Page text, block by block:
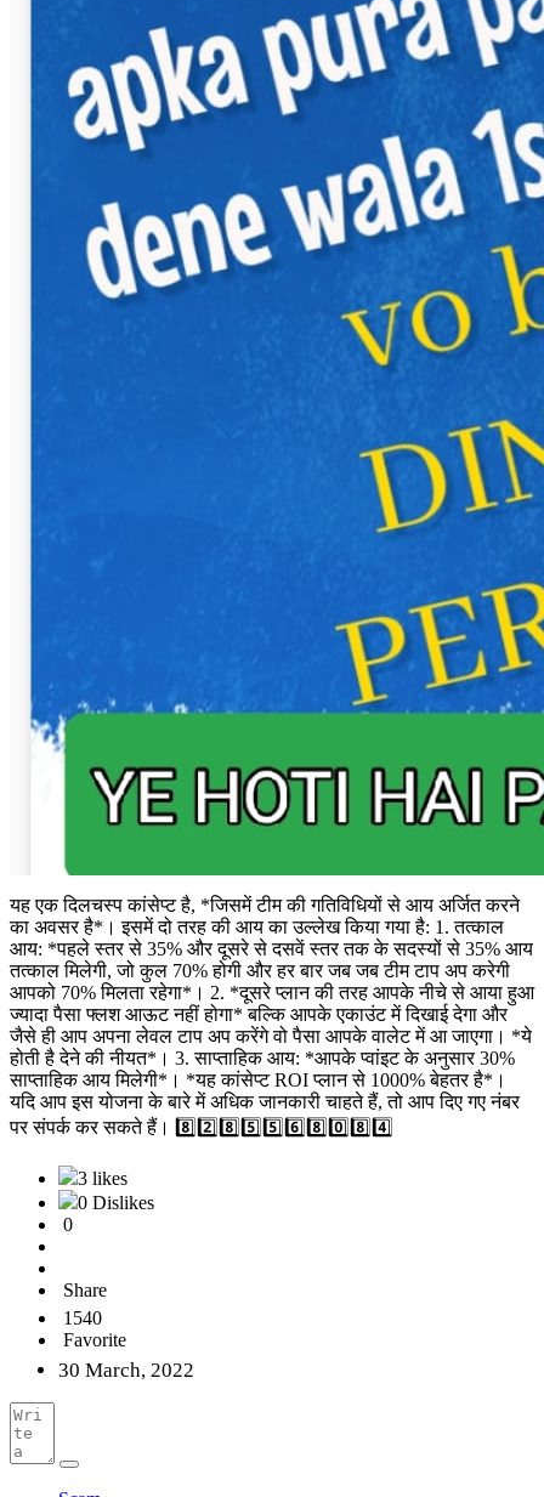
यह एक दिलचस्प कांसेप्ट है, *जिसमें टीम की गतिविधियों से आय अर्जित करने
का अवसर है*। इसमें दो तरह की आय का उल्लेख किया गया है: 1. तत्काल
आय: *पहले स्तर से 35% और दूसरे से दसवें स्तर तक के सदस्यों से 35% आय
तत्काल मिलेगी, जो कुल 70% होगी और हर बार जब जब टीम टाप अप करेगी
आपको 70% मिलता रहेगा*। 2. *दूसरे प्लान की तरह आपके नीचे से आया हुआ
ज्यादा पैसा फ्लश आऊट नहीं होगा* बल्कि आपके एकाउंट में दिखाई देगा और
जैसे ही आप अपना लेवल टाप अप करेंगे वो पैसा आपके वालेट में आ जाएगा। *ये
होती है देने की नीयत*। 3. साप्ताहिक आय: *आपके प्वांइट के अनुसार 30%
साप्ताहिक आय मिलेगी*। *यह कांसेप्ट ROI प्लान से 1000% बेहतर है*।
यदि आप इस योजना के बारे में अधिक जानकारी चाहते हैं, तो आप दिए गए नंबर
पर संपर्क कर सकते हैं। 8️⃣2️⃣8️⃣5️⃣5️⃣6️⃣8️⃣0️⃣8️⃣4️⃣
3 likes
0 Dislikes
0
Share
1540
Favorite
30 March, 2022